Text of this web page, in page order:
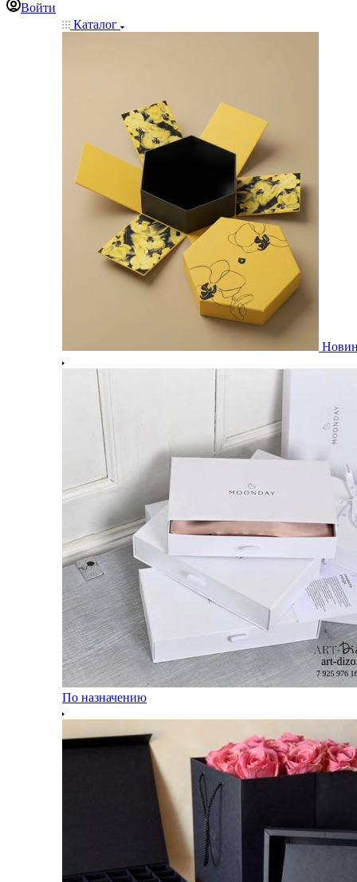
Войти
Каталог
По назначению